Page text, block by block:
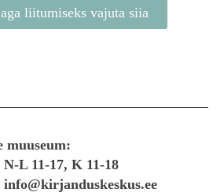
liitumiseks vajuta siia
muuseum:
N-L 11-17, K 11-18
info@kirjanduskeskus.ee